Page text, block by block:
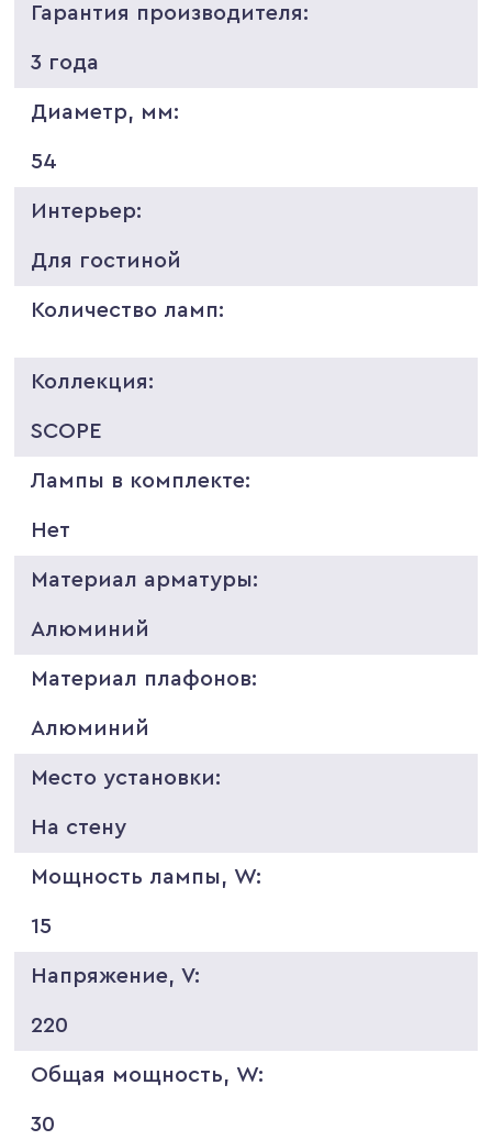
Гарантия производителя:
3 года
Диаметр, мм:
54
Интерьер:
Для гостиной
Количество ламп:
Коллекция:
SCOPE
Лампы в комплекте:
Нет
Материал арматуры:
Алюминий
Материал плафонов:
Алюминий
Место установки:
На стену
Мощность лампы, W:
15
Напряжение, V:
220
Общая мощность, W:
30